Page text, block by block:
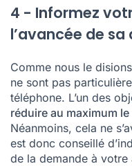
4 - Informez
l’avancée de
Comme nous le
ne sont pas
téléphone. L’un des
réduire au maximum
Néanmoins, cela ne
est donc conseillé
de la demande à votre